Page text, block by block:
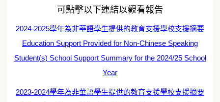
可點擊以下連結以觀看報告
2024-2025學年為非華語學生提供的教育支援學校支援摘要
Education Support Provided for Non-Chinese Speaking
Student(s) School Support Summary for the 2024/25 School
Year
2023-2024學年為非華語學生提供的教育支援學校支援摘要